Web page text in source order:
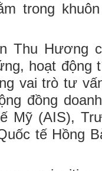
trong
Thu Hương
hoạt động
vai trò tư
đồng
Mỹ (AIS),
tế Hồng